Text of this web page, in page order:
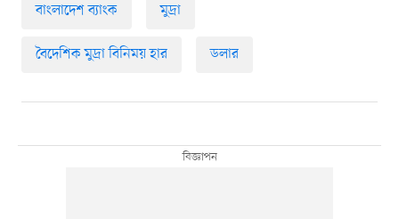
বাংলাদেশ ব্যাংক মুদ্রা
বৈদেশিক মুদ্রা বিনিময় হার ডলার